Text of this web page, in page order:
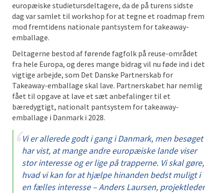
europæiske studietursdeltagere, da de på turens sidste
dag var samlet til workshop for at tegne et roadmap frem
mod fremtidens nationale pantsystem for takeaway-
emballage.
Deltagerne bestod af førende fagfolk på reuse-området
fra hele Europa, og deres mange bidrag vil nu føde ind i det
vigtige arbejde, som Det Danske Partnerskab for
Takeaway-emballage skal lave. Partnerskabet har nemlig
fået til opgave at lave et sæt anbefalinger til et
bæredygtigt, nationalt pantsystem for takeaway-
emballage i Danmark i 2028.
Vi er allerede godt i gang i Danmark, men besøget
har vist, at mange andre europæiske lande viser
stor interesse og er lige på trapperne. Vi skal gøre,
hvad vi kan for at hjælpe hinanden bedst muligt i
en fælles interesse – Anders Laursen, projektleder